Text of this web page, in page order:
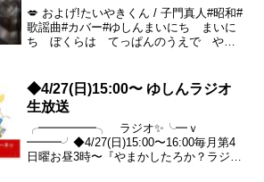
💋 およげ!たいやきくん / 子門真人#昭和#
歌謡曲#カバー#ゆしんまいにち まいに
ち ぼくらは てっぱんのうえで やか
みに にげこんだのさはじめて およい
だ うみのそ...
◆4/27(日)15:00〜 ゆしんラジオ
生放送
╭━━━━━╮ ラジオ✨╰━ｖ
━━━╯◆4/27(日)15:00〜16:00毎月第4
日曜お昼3時〜『やまかしたろか？ラジ